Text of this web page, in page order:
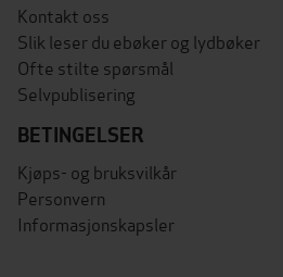
Kontakt oss
Slik leser du ebøker og lydbøker
Ofte stilte spørsmål
Selvpublisering
BETINGELSER
Kjøps- og bruksvilkår
Personvern
Informasjonskapsler